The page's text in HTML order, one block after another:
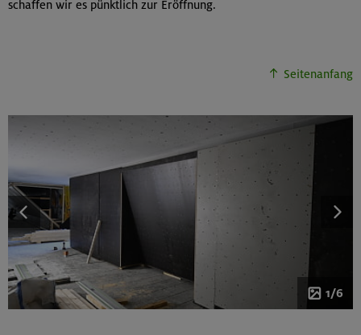
schaffen wir es pünktlich zur Eröffnung.
Seitenanfang
1/6